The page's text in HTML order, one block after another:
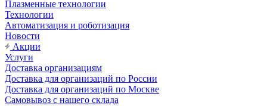
Плазменные технологии
Технологии
Автоматизация и роботизация
Новости
Акции
Услуги
Доставка организациям
Доставка для организаций по России
Доставка для организаций по Москве
Самовывоз с нашего склада